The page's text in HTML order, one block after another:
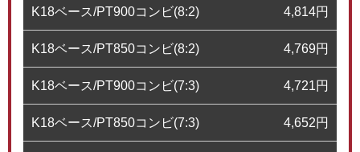
K18ベース/PT900コンビ(8:2) 4,814円
K18ベース/PT850コンビ(8:2) 4,769円
K18ベース/PT900コンビ(7:3) 4,721円
K18ベース/PT850コンビ(7:3) 4,652円